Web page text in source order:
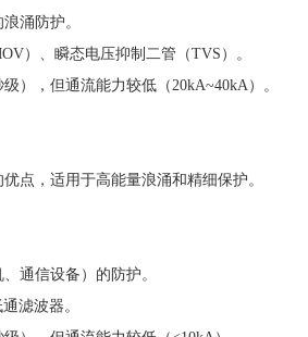
涌防护。
）、瞬态电压抑制二管（TVS）。
），但通流能力较低（20kA~40kA）。
点，适用于高能量浪涌和精细保护。
通信设备）的防护。
滤波器。